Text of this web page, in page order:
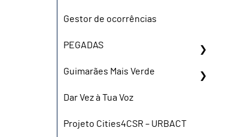
Gestor de ocorrências
PEGADAS
Guimarães Mais Verde
Dar Vez à Tua Voz
Projeto Cities4CSR – URBACT